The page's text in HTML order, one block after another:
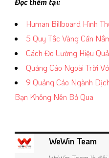
Human Billboard Hình
5 Quy Tắc Vàng Cần
Cách Đo Lường Hiệu
Quảng Cáo Ngoài Trời
9 Quảng Cáo Ngành
Bạn Không Nên Bỏ Qua
WeWin Team